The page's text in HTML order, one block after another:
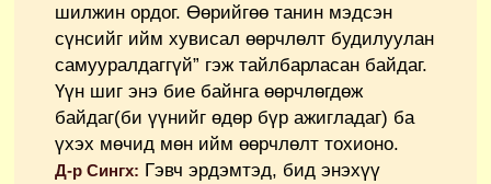
шилжин ордог. Өөрийгөө танин мэдсэн
сүнсийг ийм хувисал өөрчлөлт будилуулан
самууралдаггүй” гэж тайлбарласан байдаг.
Үүн шиг энэ бие байнга өөрчлөгдөж
байдаг(би үүнийг өдөр бүр ажигладаг) ба
үхэх мөчид мөн ийм өөрчлөлт тохионо.
Д-р Сингх: Гэвч эрдэмтэд, бид энэхүү